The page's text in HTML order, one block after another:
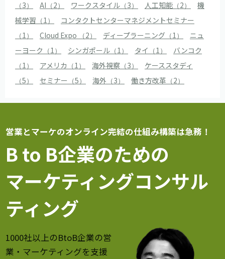
（3） AI（2） ワークスタイル（3） 人工知能（2）
機
械学習（1）
コンタクトセンターマネジメントセミナー
（1）
Cloud Expo （2） ディープラーニング（1）
ニュ
ーヨーク（1）
シンガポール（1） タイ（1）
バンコク
（1）
アメリカ（1） 海外視察（3）
ケーススタディ
（5）
セミナー（5） 海外（3） 働き方改革（2）
営業とマーケのオンライン完結の仕組み構築は急務！
B to B企業のための
マーケティングコンサル
ティング
1000社以上のBtoB企業の営
業・マーケティングを支援